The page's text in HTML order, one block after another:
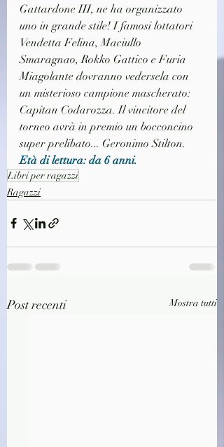
Gattardone III, ne ha organizzato
uno in grande stile! I famosi lottatori
Vendetta Felina, Maciullo
Smaragnao, Rokko Gattico e Furia
Miagolante dovranno vedersela con
un misterioso campione mascherato:
Capitan Codarozza. Il vincitore del
torneo avrà in premio un bocconcino
super prelibato... Geronimo Stilton.
Età di lettura: da 6 anni.
Libri per ragazzi
Ragazzi
Post recenti Mostra tutti